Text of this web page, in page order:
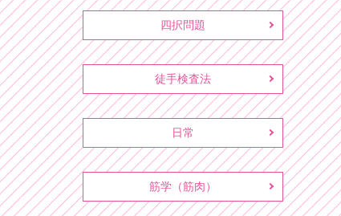
四択問題
徒手検査法
日常
筋学（筋肉）